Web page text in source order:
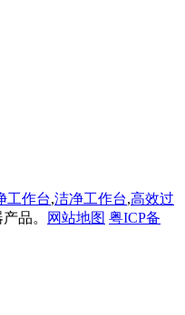
工作台,洁净工作台,高效过
品。 网站地图 粤ICP备